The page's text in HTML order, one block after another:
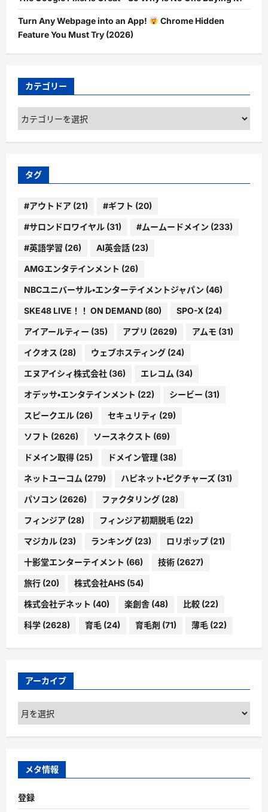
Turn Any Webpage into an App!
Chrome Hidden
Feature You Must Try (2026)
カテゴリー
カ
ゴ
ー
タグ
#アウトドア (21) #ギフト (20)
#サロンドロワイヤル (31) #ムームードメイン (233)
#英語学習 (26) AI英会話 (23)
AMGエンタテインメント (26)
NBCユニバーサル・エンターテイメントジャパン (46)
SKE48 LIVE！！ ON DEMAND (80) SPO-X (24)
アイアールティー (35) アプリ (2629) アムモ (31)
イクオス (28) ウェブホスティング (24)
エヌアイシィ株式会社 (36) エレコム (34)
オデッサ・エンタテインメント (22) シービー (31)
スピークエル (26) セキュリティ (29)
ソフト (2626) ソースネクスト (69)
ドメイン取得 (25) ドメイン管理 (38)
ネットユーコム (279) ハピネット・ピクチャーズ (31)
パソコン (2626) ファクタリング (28)
フィンジア (28) フィンジア初期脱毛 (22)
マジカル (23) ランキング (23) ロリポップ (21)
十影堂エンターテイメント (66) 技術 (2627)
旅行 (20) 株式会社AHS (54)
株式会社デネット (40) 楽創舎 (48) 比較 (22)
科学 (2628) 育毛 (24) 育毛剤 (71) 薄毛 (22)
アーカイブ
ア
ー
カ
ブ
メタ情報
登録